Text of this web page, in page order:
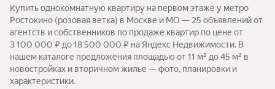
Купить однокомнатную квартиру на первом этаже у метро
Ростокино (розовая ветка) в Москве и МО — 25 объявлений от
агентств и собственников по продаже квартир по цене от
3 100 000 ₽ до 18 500 000 ₽ на Яндекс Недвижимости. В
нашем каталоге предложения площадью от 11 м² до 45 м² в
новостройках и вторичном жилье — фото, планировки и
характеристики.